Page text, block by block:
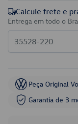
Calcule frete e
Entrega em todo o
Peça Original
Garantia de 3